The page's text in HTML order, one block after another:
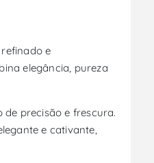
e
elegância, pureza
precisão e frescura.
e cativante,